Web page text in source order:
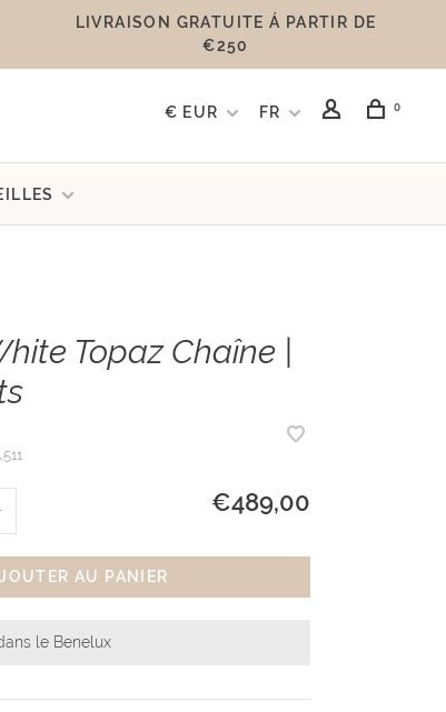
LIVRAISON GRATUITE Á PARTIR DE
€250
€ EUR FR 0
Topaz Chaîne |
€489,00
AU PANIER
le Benelux